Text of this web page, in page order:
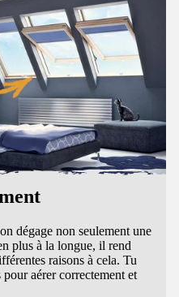
dégage non seulement une
plus à la longue, il rend
raisons à cela. Tu
aérer correctement et